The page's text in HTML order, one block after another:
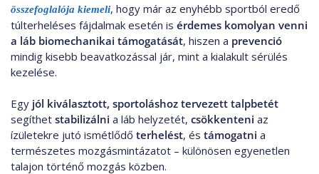
összefoglalója kiemeli, hogy már az enyhébb sportból eredő
túlterheléses fájdalmak esetén is érdemes komolyan venni
a láb biomechanikai támogatását, hiszen a prevenció
mindig kisebb beavatkozással jár, mint a kialakult sérülés
kezelése.
Egy jól kiválasztott, sportoláshoz tervezett talpbetét
segíthet stabilizálni a láb helyzetét, csökkenteni az
ízületekre jutó ismétlődő terhelést, és támogatni a
természetes mozgásmintázatot – különösen egyenetlen
talajon történő mozgás közben.